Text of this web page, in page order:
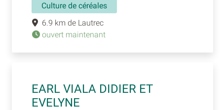
Culture de céréales
6.9 km de Lautrec
ouvert maintenant
EARL VIALA DIDIER ET
EVELYNE